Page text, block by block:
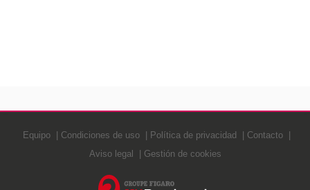
Equipo Condiciones de uso Política de privacidad
Contacto
Aviso legal
Gestión de cookies